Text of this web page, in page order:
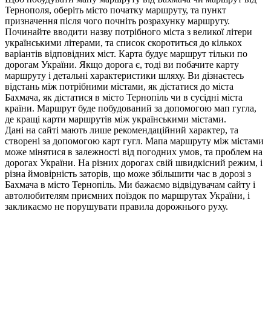
Тернополя, оберіть місто початку маршруту, та пункт
призначення після чого почніть розрахунку маршруту.
Починайте вводити назву потрібного міста з великої літери
українськими літерами, та список скоротиться до кількох
варіантів відповідних міст. Карта будує маршрут тільки по
дорогам України. Якщо дорога є, тоді ви побачите карту
маршруту і детальні характеристики шляху. Ви дізнаєтесь
відстань між потрібними містами, як дістатися до міста
Бахмача, як дістатися в місто Тернопіль чи в сусідні міста
країни. Маршрут буде побудований за допомогою мап гугла,
де кращі карти маршрутів між українськими містами.
Дані на сайті мають лише рекомендаційний характер, та
створені за допомогою карт гугл. Мапа маршруту між містами
може мінятися в залежності від погодних умов, та проблем на
дорогах України. На різних дорогах свій швидкісний режим, і
різна ймовірність заторів, що може збільшити час в дорозі з
Бахмача в місто Тернопіль. Ми бажаємо відвідувачам сайту і
автолюбителям приємних поїздок по маршрутах України, і
закликаємо не порушувати правила дорожнього руху.